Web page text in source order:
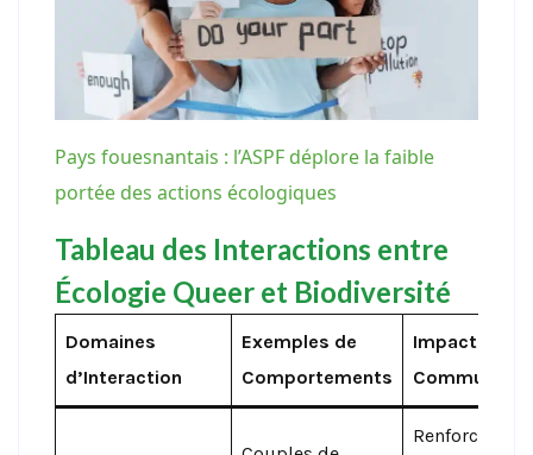
Pays fouesnantais : l’ASPF déplore la faible
portée des actions écologiques
Tableau des Interactions entre
Écologie Queer et Biodiversité
Domaines
d’Interaction
Exemples de
Comportements
Impact sur
Renforcement